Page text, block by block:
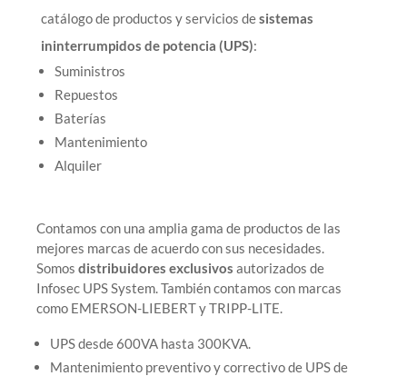
catálogo de productos y servicios desistemas
ininterrumpidos de potencia (UPS):
Suministros
Repuestos
Baterías
Mantenimiento
Alquiler
Contamos con una amplia gama de productos de las
mejores marcas de acuerdo con sus necesidades.
Somos distribuidores exclusivos autorizados de
Infosec UPS System. También contamos con marcas
como EMERSON-LIEBERT y TRIPP-LITE.
UPS desde 600VA hasta 300KVA.
Mantenimiento preventivo y correctivo de UPS de